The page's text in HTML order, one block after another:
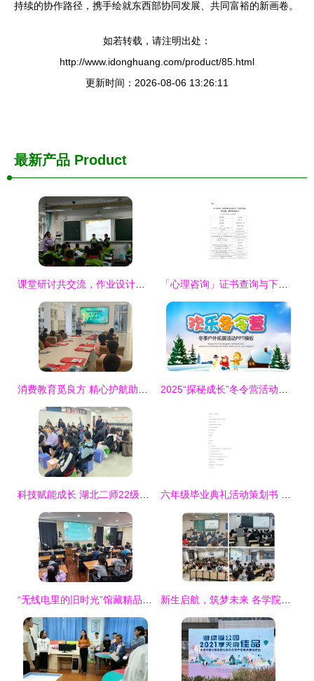
持续的协作路径，携手绘就东西部协同发展、共同富裕的新画卷。
如若转载，请注明出处：
http://www.idonghuang.com/product/85.html
更新时间：2026-08-06 13:26:11
最新产品 Product